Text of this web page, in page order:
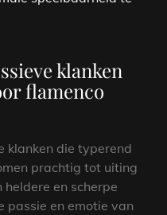
klanken
flamenco
klanken die typerend
prachtig tot uiting
en scherpe
passie en emotie van